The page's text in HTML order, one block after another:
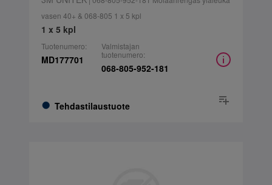
vasen 40+ & 068-805 1 x 5 kpl
1 x 5 kpl
Tuotenumero:
MD177701
Tehdastilaustuote
Valmistajan
tuotenumero:
068-805-952-181